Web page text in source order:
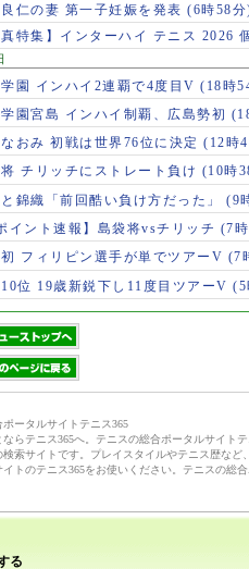
仁の妻 第一子妊娠を発表 (6時58分
真特集】インターハイ テニス 2026
園 インハイ2連覇で4度目V (18時
園宮島 インハイ制覇、広島勢初
おみ 初戦は世界76位に決定 (12時
チリッチにストレート負け (10時
錦織「前回酷い負け方だった」 (9
イント速報】島袋将vsチリッチ (7
フィリピン選手が単でツアーV (7
位 19歳新鋭下し11度目ツアーV (5
ポータルサイトテニス365
ならテニス365へ。テニスの総合ポータルサイト
検索サイトです。プレイスタイルやテニス歴な
トのテニス365をお使いください。テニスの総
る